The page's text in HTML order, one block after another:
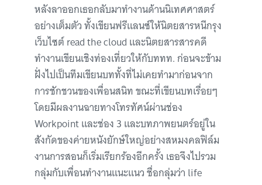
หลังลาออกเธอกลับมาทำงานด้านนิเทศศาสตร์
อย่างเต็มตัว ทั้งเขียนฟรีแลนซ์ให้นิตยสารหนีกรุง
เว็บไซต์ read the cloud และนิตยสารสารคดี
ทำงานเขียนเชิงท่องเที่ยวให้กับททท. ก่อนจะข้าม
ฝั่งไปเป็นทีมเขียนบททั้งที่ไม่เคยทำมาก่อนจาก
การชักชวนของเพื่อนสนิท ขณะที่เขียนบทเรื่อยๆ
โดยมีผลงานฉายทางโทรทัศน์ผ่านช่อง
Workpoint และช่อง 3 และบทภาพยนตร์อยู่ใน
สังกัดของค่ายหนังยักษ์ใหญ่อย่างสหมงคลฟิล์ม
งานการสอนก็เริ่มเรียกร้องอีกครั้ง เธอจึงไปรวม
กลุ่มกับเพื่อนทำงานแนะแนว ชื่อกลุ่มว่า life